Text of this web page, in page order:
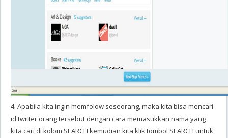
4. Apabila kita ingin memfolow seseorang, maka kita bisa mencari
id twitter orang tersebut dengan cara memasukkan nama yang
kita cari di kolom SEARCH kemudian kita klik tombol SEARCH untuk